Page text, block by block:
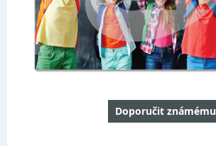
Doporučit známému